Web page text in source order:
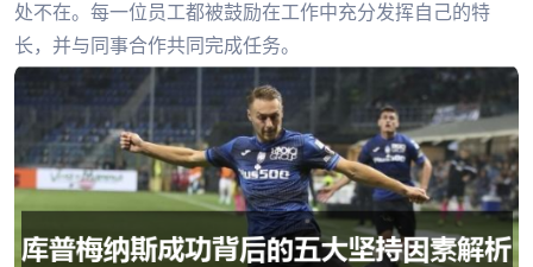
处不在。每一位员工都被鼓励在工作中充分发挥自己的特
长，并与同事合作共同完成任务。